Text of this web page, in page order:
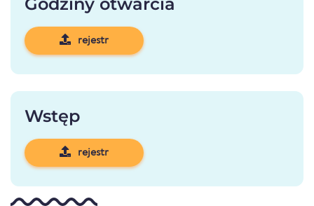
rejestr
Wstęp
rejestr